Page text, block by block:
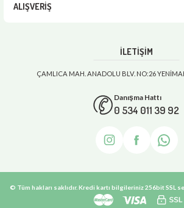
ALIŞVERİŞ
İLETİŞİM
ÇAMLICA MAH. ANADOLU BLV. NO:26
Danışma Hattı
0 534 011 39 92
© Tüm hakları saklıdır. Kredi kartı bilgileriniz 256bit SSL